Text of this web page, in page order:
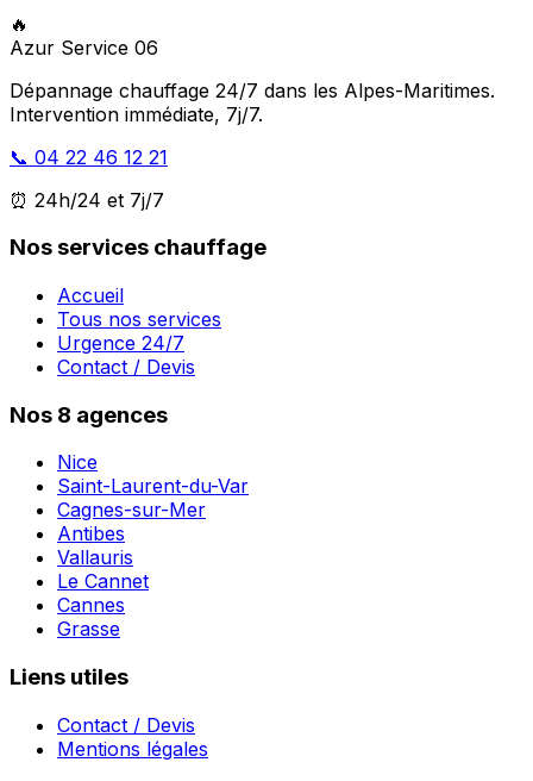
🔥
Azur Service 06
Dépannage chauffage 24/7 dans les Alpes-Maritimes.
Intervention immédiate, 7j/7.
📞 04 22 46 12 21
⏰ 24h/24 et 7j/7
Nos services chauffage
Accueil
Tous nos services
Urgence 24/7
Contact / Devis
Nos 8 agences
Nice
Saint-Laurent-du-Var
Cagnes-sur-Mer
Antibes
Vallauris
Le Cannet
Cannes
Grasse
Liens utiles
Contact / Devis
Mentions légales